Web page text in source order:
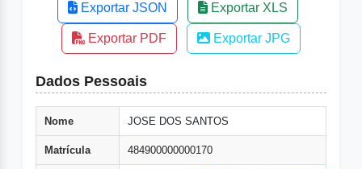
Exportar JSON Exportar XLS
Exportar PDF Exportar JPG
Dados Pessoais
Nome JOSE DOS SANTOS
Matrícula 484900000000170